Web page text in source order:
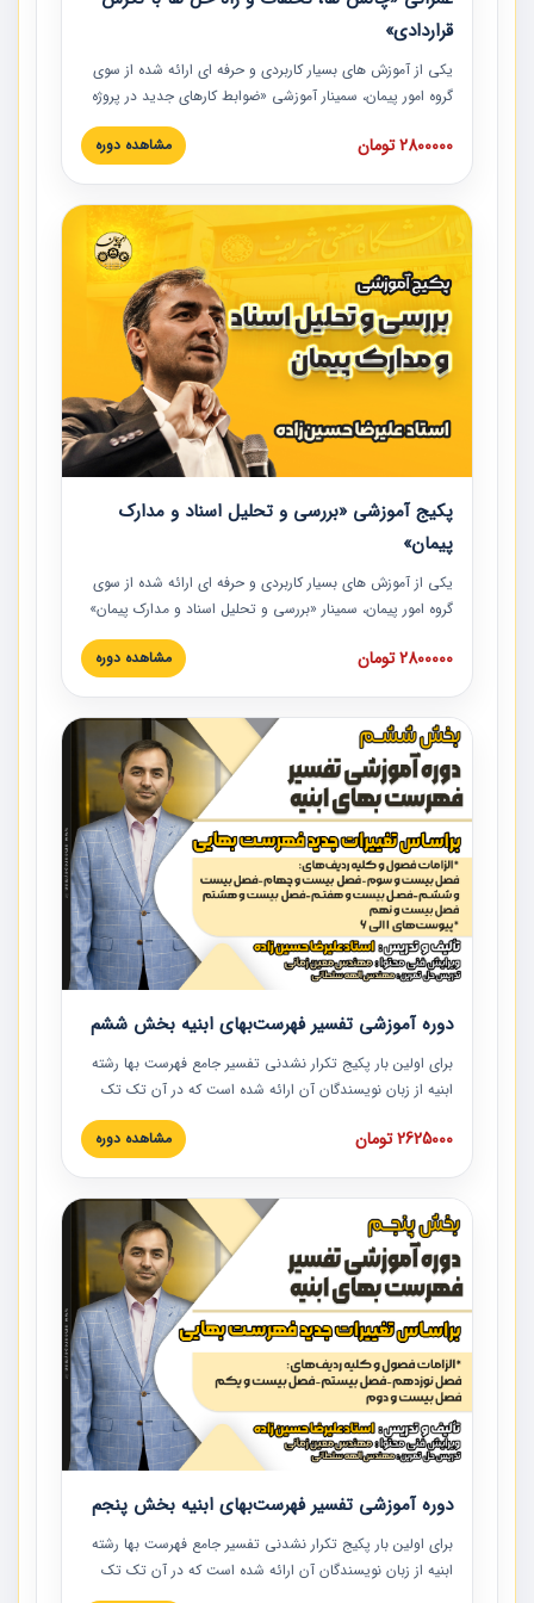
قراردادی»
یکی از آموزش‏‏‏‏‏‏ های بسیار کاربردی و حرفه‏ ای ارائه شده از سوی
گروه امور پیمان، سمینار آموزشی «ضوابط کارهای جدید در پروژه
های عمرانی» چالش ها، تخلفات و راه حل ها با نگرش قراردادی
است که در محل سندیکای شرکت های ساختمانی کشور ارائه شد.
مدارک پیمان به همراه تجربیات عملی ارائه شده است.
2800000 تومان مشاهده دوره
پکیج آموزشی «بررسی و تحلیل اسناد و مدارک
پیمان»
یکی از آموزش‏‏‏‏‏‏ های بسیار کاربردی و حرفه‏ ای ارائه شده از سوی
گروه امور پیمان، سمینار «بررسی و تحلیل اسناد و مدارک پیمان»
است که در دانشگاه صنعتی شریف ارائه شد. در این آموزش
نکات کلیدی مربوط به اسناد و مدارک پیمان، اولویت بندی اسناد
پیمان به همراه تجربیات عملی در این خصوص ارائه شده است.
2800000 تومان مشاهده دوره
دوره آموزشی تفسیر فهرست‌بهای ابنیه بخش ششم
برای اولین بار پکیج تکرار نشدنی تفسیر جامع فهرست بها رشته
ابنیه از زبان نویسندگان آن ارائه شده است که در آن تک تک
ردیف ها و مطالب فهرست بها تفسیر و ارائه شده است. این
دوره به صورت کامل تصویری بوده و به همراه تصاویر عملیات
دوره با کلام مهندس علیرضاحسین‌زاده مدیر پروژه مهندسی
مشاور در امر بازنگری فهرست بها رشته ابنیه ارائه شده و به تمام
همکارانی که در حوزه صنعت ساخت در حال فعالیت هستند حتما
توصیه می کنیم از مطالب این دوره استفاده نمایند.
2625000 تومان مشاهده دوره
دوره آموزشی تفسیر فهرست‌بهای ابنیه بخش پنجم
برای اولین بار پکیج تکرار نشدنی تفسیر جامع فهرست بها رشته
ابنیه از زبان نویسندگان آن ارائه شده است که در آن تک تک
ردیف ها و مطالب فهرست بها تفسیر و ارائه شده است. این